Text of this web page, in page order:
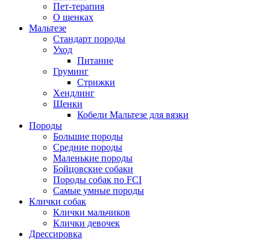
Пет-терапия
О щенках
Мальтезе
Стандарт породы
Уход
Питание
Груминг
Стрижки
Хендлинг
Щенки
Кобели Мальтезе для вязки
Породы
Большие породы
Средние породы
Маленькие породы
Бойцовские собаки
Породы собак по FCI
Самые умные породы
Клички собак
Клички мальчиков
Клички девочек
Дрессировка